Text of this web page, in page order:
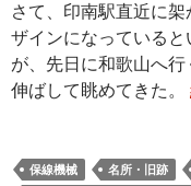
さて、印南駅直近に
ザインになっている
が、先日に和歌山へ
伸ばして眺めてきた。
保線機械 名所・旧跡